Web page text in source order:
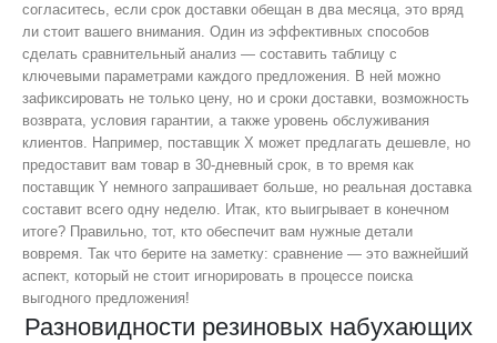
согласитесь, если срок доставки обещан в два месяца, это вряд
ли стоит вашего внимания. Один из эффективных способов
сделать сравнительный анализ — составить таблицу с
ключевыми параметрами каждого предложения. В ней можно
зафиксировать не только цену, но и сроки доставки, возможность
возврата, условия гарантии, а также уровень обслуживания
клиентов. Например, поставщик X может предлагать дешевле, но
предоставит вам товар в 30-дневный срок, в то время как
поставщик Y немного запрашивает больше, но реальная доставка
составит всего одну неделю. Итак, кто выигрывает в конечном
итоге? Правильно, тот, кто обеспечит вам нужные детали
вовремя. Так что берите на заметку: сравнение — это важнейший
аспект, который не стоит игнорировать в процессе поиска
выгодного предложения!
Разновидности резиновых набухающих